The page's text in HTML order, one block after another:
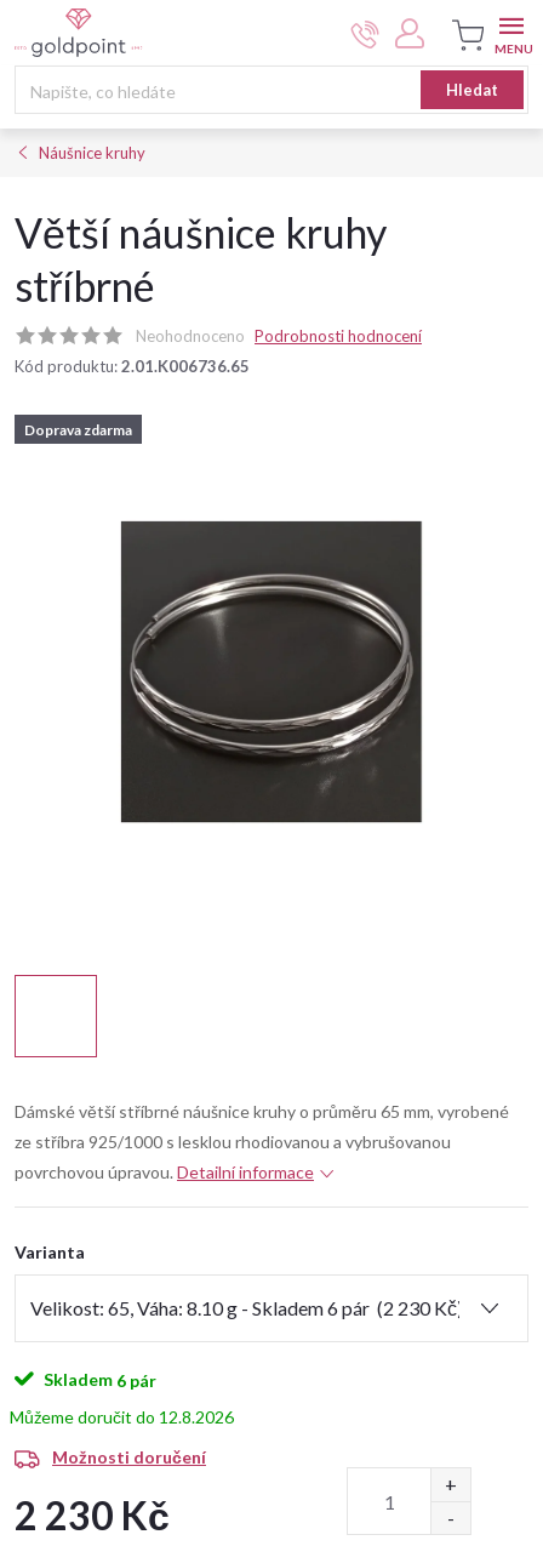
na
Hledat
Nákupní
košík
Náušnice kruhy
Větší náušnice kruhy
stříbrné
Neohodnoceno Podrobnosti hodnocení
Kód produktu:2.01.K006736.65
Doprava zdarma
Dámské větší stříbrné náušnice kruhy o průměru 65 mm, vyrobené
ze stříbra 925/1000 s lesklou rhodiovanou a vybrušovanou
povrchovou úpravou. Detailní informace
Varianta
Skladem 6 pár
12.8.2026
Možnosti doručení
2 230 Kč